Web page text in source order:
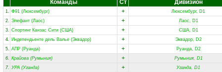
Команды
Ст Дивизион
1. Ф91 (Люксембург) +
Люксембург, D1
2. Элефант (Лаос) +
Лаос, D1
3. Спортинг Канзас Сити (США) +
США, D1
4. Индепендьенте дель Валье (Эквадор) +
Эквадор, D2
5. АПР (Руанда) +
Руанда, D2
6. Крайова (Румыния) +
Румыния, D1
7. УРА (Уганда) +
Уганда, D1